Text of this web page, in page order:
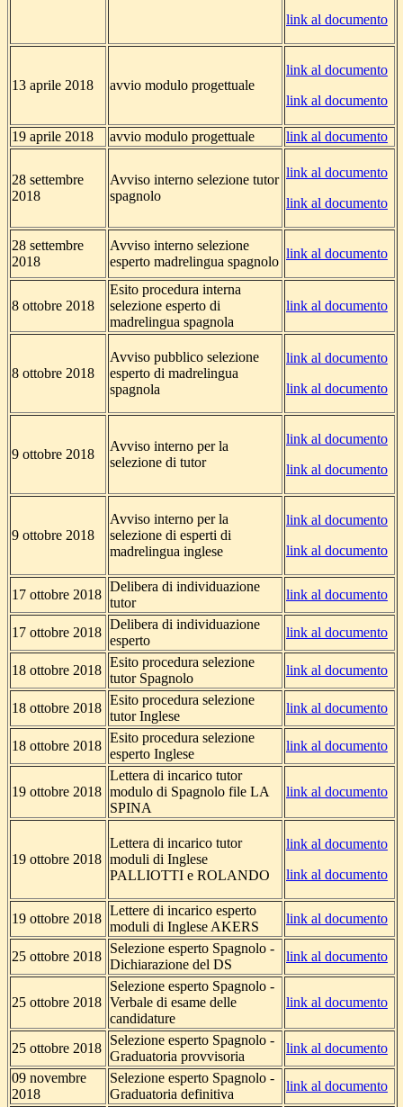
link al documento
13 aprile 2018 avvio modulo progettuale
link al documento
link al documento
19 aprile 2018 avvio modulo progettuale link al documento
28 settembre
2018
Avviso interno selezione tutor
spagnolo
link al documento
link al documento
28 settembre
2018
Avviso interno selezione
esperto madrelingua spagnolo
link al documento
8 ottobre 2018
Esito procedura interna
selezione esperto di
madrelingua spagnola
link al documento
8 ottobre 2018
Avviso pubblico selezione
esperto di madrelingua
spagnola
link al documento
link al documento
9 ottobre 2018
Avviso interno per la
selezione di tutor
link al documento
link al documento
9 ottobre 2018
Avviso interno per la
selezione di esperti di
madrelingua inglese
link al documento
link al documento
17 ottobre 2018
Delibera di individuazione
tutor
link al documento
17 ottobre 2018
Delibera di individuazione
esperto
link al documento
18 ottobre 2018
Esito procedura selezione
tutor Spagnolo
link al documento
18 ottobre 2018
Esito procedura selezione
tutor Inglese
link al documento
18 ottobre 2018
Esito procedura selezione
esperto Inglese
link al documento
19 ottobre 2018
Lettera di incarico tutor
modulo di Spagnolo file LA
SPINA
link al documento
19 ottobre 2018
Lettera di incarico tutor
moduli di Inglese
PALLIOTTI e ROLANDO
link al documento
link al documento
19 ottobre 2018
Lettere di incarico esperto
moduli di Inglese AKERS
link al documento
25 ottobre 2018
Selezione esperto Spagnolo -
Dichiarazione del DS
link al documento
25 ottobre 2018
Selezione esperto Spagnolo -
Verbale di esame delle
candidature
link al documento
25 ottobre 2018
Selezione esperto Spagnolo -
Graduatoria provvisoria
link al documento
09 novembre
2018
Selezione esperto Spagnolo -
Graduatoria definitiva
link al documento